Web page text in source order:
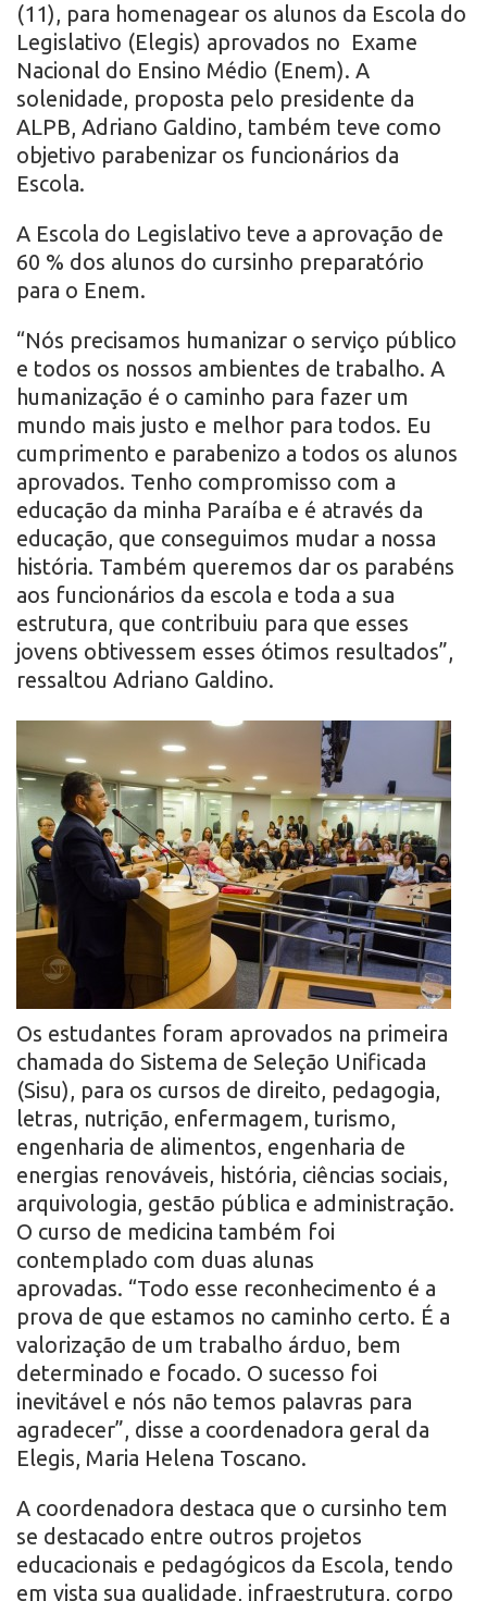
(11), para homenagear os alunos da Escola do
Legislativo (Elegis) aprovados no Exame
Nacional do Ensino Médio (Enem). A
solenidade, proposta pelo presidente da
ALPB, Adriano Galdino, também teve como
objetivo parabenizar os funcionários da
Escola.
A Escola do Legislativo teve a aprovação de
60 % dos alunos do cursinho preparatório
para o Enem.
“Nós precisamos humanizar o serviço público
e todos os nossos ambientes de trabalho. A
humanização é o caminho para fazer um
mundo mais justo e melhor para todos. Eu
cumprimento e parabenizo a todos os alunos
aprovados. Tenho compromisso com a
educação da minha Paraíba e é através da
educação, que conseguimos mudar a nossa
história. Também queremos dar os parabéns
aos funcionários da escola e toda a sua
estrutura, que contribuiu para que esses
jovens obtivessem esses ótimos resultados”,
ressaltou Adriano Galdino.
Os estudantes foram aprovados na primeira
chamada do Sistema de Seleção Unificada
(Sisu), para os cursos de direito, pedagogia,
letras, nutrição, enfermagem, turismo,
engenharia de alimentos, engenharia de
energias renováveis, história, ciências sociais,
arquivologia, gestão pública e administração.
O curso de medicina também foi
contemplado com duas alunas
aprovadas. “Todo esse reconhecimento é a
prova de que estamos no caminho certo. É a
valorização de um trabalho árduo, bem
determinado e focado. O sucesso foi
inevitável e nós não temos palavras para
agradecer”, disse a coordenadora geral da
Elegis, Maria Helena Toscano.
A coordenadora destaca que o cursinho tem
se destacado entre outros projetos
educacionais e pedagógicos da Escola, tendo
em vista sua qualidade, infraestrutura, corpo